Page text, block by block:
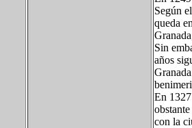
Según
queda
Sin
años
En
con la